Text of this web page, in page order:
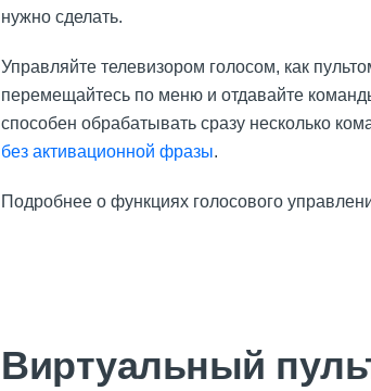
нужно сделать.
Управляйте телевизором голосом, как
перемещайтесь по меню и отдавайте
способен обрабатывать сразу несколько
без активационной фразы.
Подробнее о функциях голосового
Виртуальный